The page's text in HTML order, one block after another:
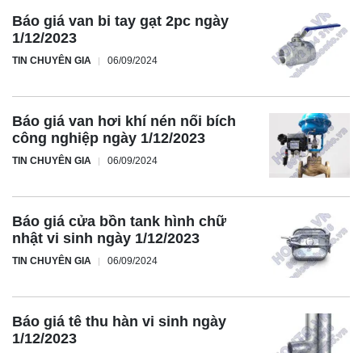
Báo giá van bi tay gạt 2pc ngày
1/12/2023
TIN CHUYÊN GIA 06/09/2024
Báo giá van hơi khí nén nối bích
công nghiệp ngày 1/12/2023
TIN CHUYÊN GIA 06/09/2024
Báo giá cửa bồn tank hình chữ
nhật vi sinh ngày 1/12/2023
TIN CHUYÊN GIA 06/09/2024
Báo giá tê thu hàn vi sinh ngày
1/12/2023